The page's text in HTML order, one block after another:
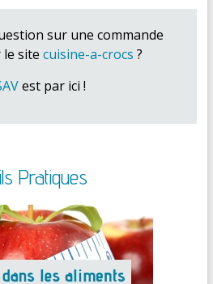
sur une commande
site cuisine-a-crocs ?
est par ici !
Pratiques